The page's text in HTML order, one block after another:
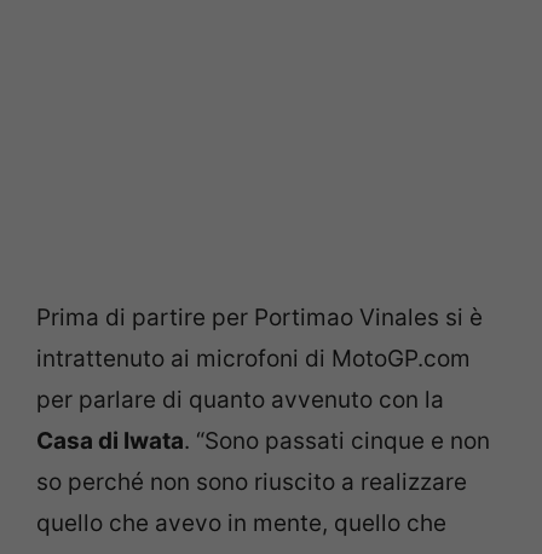
Prima di partire per Portimao Vinales si è
intrattenuto ai microfoni di MotoGP.com
per parlare di quanto avvenuto con la
Casa di Iwata. “Sono passati cinque e non
so perché non sono riuscito a realizzare
quello che avevo in mente, quello che